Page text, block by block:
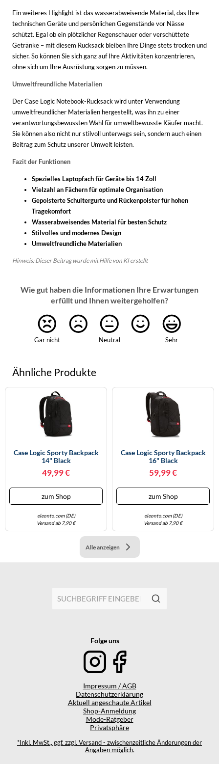
Ein weiteres Highlight ist das wasserabweisende Material, das Ihre
technischen Geräte und persönlichen Gegenstände vor Nässe
schützt. Egal ob ein plötzlicher Regenschauer oder verschüttete
Getränke – mit diesem Rucksack bleiben Ihre Dinge stets trocken und
sicher. So können Sie sich ganz auf Ihre Aktivitäten konzentrieren,
ohne sich um Ihre Ausrüstung sorgen zu müssen.
Umweltfreundliche Materialien
Der Case Logic Notebook-Rucksack wird unter Verwendung
umweltfreundlicher Materialien hergestellt, was ihn zu einer
verantwortungsbewussten Wahl für umweltbewusste Käufer macht.
Sie können also nicht nur stilvoll unterwegs sein, sondern auch einen
Beitrag zum Schutz unserer Umwelt leisten.
Fazit der Funktionen
Spezielles Laptopfach für Geräte bis 14 Zoll
Vielzahl an Fächern für optimale Organisation
Gepolsterte Schultergurte und Rückenpolster für hohen
Tragekomfort
Wasserabweisendes Material für besten Schutz
Stilvolles und modernes Design
Umweltfreundliche Materialien
Hinweis: Dieser Beitrag wurde mit Hilfe von KI erstellt
Wie gut haben die Informationen Ihre Erwartungen
erfüllt und Ihnen weitergeholfen?
Gar nicht Neutral Sehr
Ähnliche Produkte
Case Logic Sporty Backpack
14" Black
49,99 €
zum Shop
eleonto.com (DE)
Versand ab 7,90 €
Case Logic Sporty Backpack
16" Black
59,99 €
zum Shop
eleonto.com (DE)
Versand ab 7,90 €
Alle anzeigen
Folge uns
Impressum / AGB
Datenschutzerklärung
Aktuell angeschaute Artikel
Shop-Anmeldung
Mode-Ratgeber
Privatsphäre
*Inkl. MwSt., ggf. zzgl. Versand - zwischenzeitliche Änderungen der
Angaben möglich.